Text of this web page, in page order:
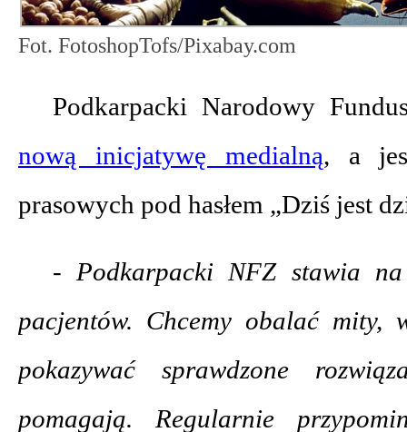
Fot. FotoshopTofs/Pixabay.com
Podkarpacki Narodowy
nową inicjatywę medialną, a
prasowych pod hasłem „Dziś jest
- Podkarpacki NFZ stawia
pacjentów. Chcemy obalać mity,
pokazywać sprawdzone
pomagają. Regularnie